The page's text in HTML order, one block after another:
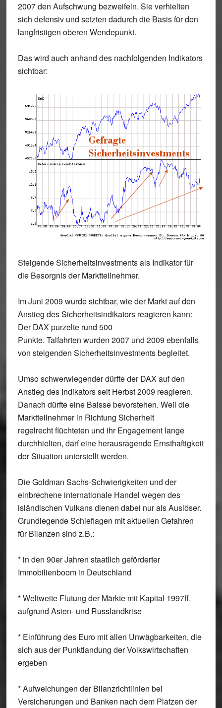
2007 den Aufschwung bezweifeln. Sie verhielten
sich defensiv und setzten dadurch die Basis für den
langfristigen oberen Wendepunkt.
Das wird auch anhand des nachfolgenden Indikators
sichtbar:
SteigendeSicherheitsinvestmentsals Indikator für
die Besorgnis der Marktteilnehmer.
Im Juni 2009 wurde sichtbar, wie der Markt auf den
Anstieg des Sicherheitsindikators reagieren kann:
Der DAX purzelte rund 500
Punkte. Talfahrten wurden 2007 und 2009 ebenfalls
von steigenden Sicherheitsinvestments begleitet.
Umso schwerwiegender dürfte der DAX auf den
Anstieg des Indikators seit Herbst 2009 reagieren.
Danach dürfte eine Baisse bevorstehen. Weil die
Marktteilnehmer in Richtung Sicherheit
regelrecht flüchteten und ihr Engagement lange
durchhielten, darf eine herausragende Ernsthaftigkeit
der Situation unterstellt werden.
Die Goldman Sachs-Schwierigkeiten und der
einbrechene internationale Handel wegen des
isländischen Vulkans dienen dabei nur als Auslöser.
Grundlegende Schieflagen mit aktuellen Gefahren
für Bilanzen sind z.B.:
* in den 90er Jahren staatlich geförderter
Immobilienboom in Deutschland
* Weltweite Flutung der Märkte mit Kapital 1997ff.
aufgrund Asien- und Russlandkrise
* Einführung des Euro mit allen Unwägbarkeiten, die
sich aus der Punktlandung der Volkswirtschaften
ergeben
* Aufweichungen der Bilanzrichtlinien bei
Versicherungen und Banken nach dem Platzen der